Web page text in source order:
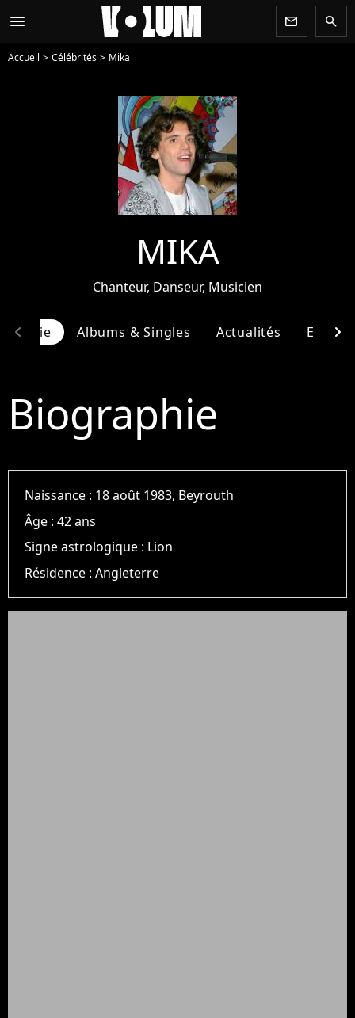
menu newsletter search
Accueil Célébrités Mika
MIKA
Chanteur, Danseur, Musicien
Albums & Singles Actualités
chevron_left chevron_right
Biographie
Naissance : 18 août 1983, Beyrouth
Âge :42 ans
Signe astrologique : Lion
Résidence :Angleterre